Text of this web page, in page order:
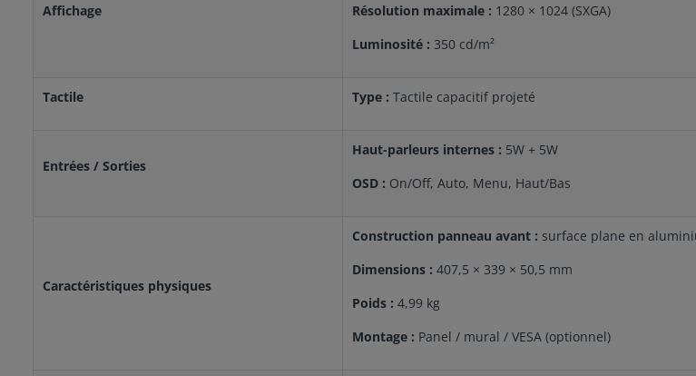
Affichage
Résolution maximale : 1280 × 1024 (SXGA)
Luminosité : 350 cd/m²
Tactile Type : Tactile capacitif projeté
Entrées / Sorties
Haut-parleurs internes : 5W + 5W
OSD : On/Off, Auto, Menu, Haut/Bas
Caractéristiques physiques
Construction panneau avant : surface plane en
Dimensions : 407,5 × 339 × 50,5 mm
Poids : 4,99 kg
Montage : Panel / mural / VESA (optionnel)